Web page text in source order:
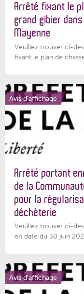
Arrêté fixant le
grand gibier
Mayenne
Veuillez trouver ci-
fixant le plan de
Avis d'affichage
Arrêté portant
de la
pour la
déchèterie
Veuillez trouver ci-
en date du 30 juin
Avis d'affichage